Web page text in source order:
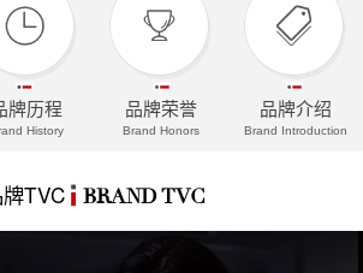
牌历程
History
品牌荣誉
Brand Honors
品牌介绍
Brand Introduction
TVC BRAND TVC